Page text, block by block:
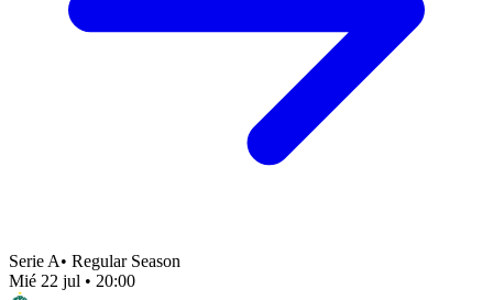
Serie A• Regular Season
Mié 22 jul • 20:00